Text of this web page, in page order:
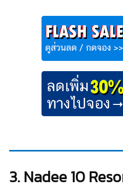
3. Nadee 10